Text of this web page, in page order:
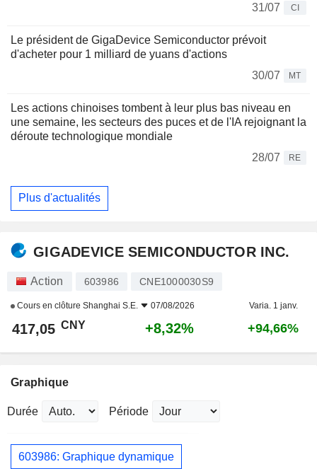
31/07
CI
Le président de GigaDevice Semiconductor prévoit
d'acheter pour 1 milliard de yuans d'actions
30/07
MT
Les actions chinoises tombent à leur plus bas niveau en
une semaine, les secteurs des puces et de l'IA rejoignant la
déroute technologique mondiale
28/07
RE
Plus d'actualités
GIGADEVICE SEMICONDUCTOR INC.
Action 603986 CNE1000030S9
Cours en clôture Shanghai S.E. 07/08/2026 Varia. 1 janv.
417,05 CNY +8,32% +94,66%
Graphique
Durée Période
603986: Graphique dynamique